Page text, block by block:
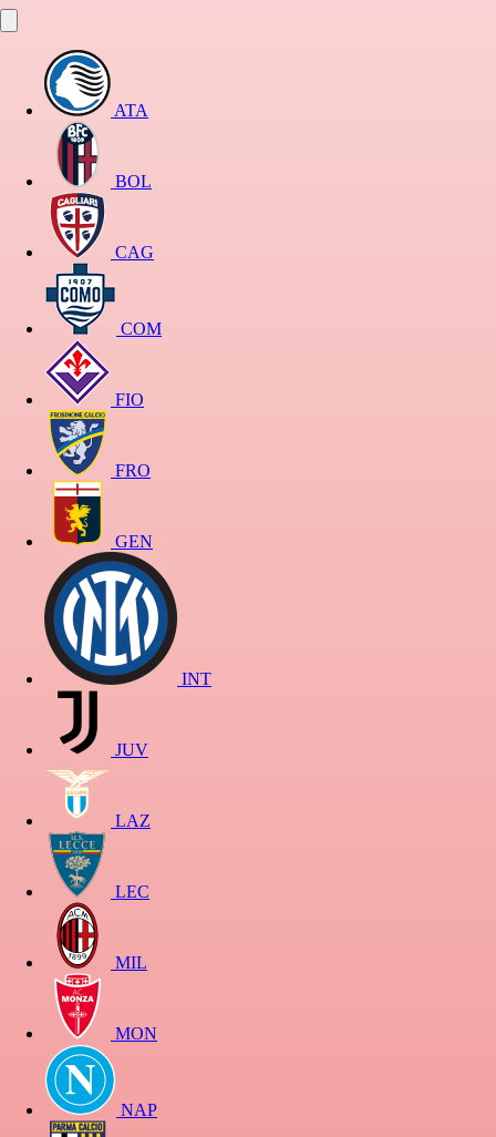
ATA
BOL
CAG
COM
FIO
FRO
GEN
INT
JUV
LAZ
LEC
MIL
MON
NAP